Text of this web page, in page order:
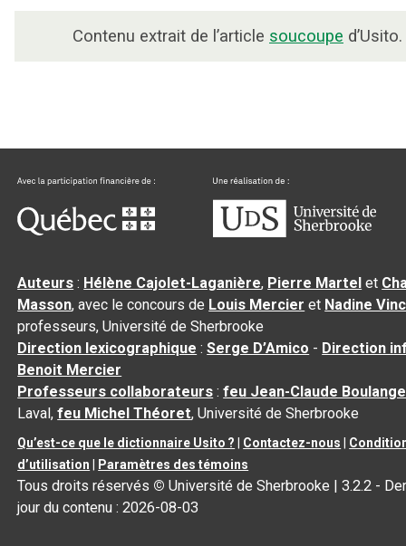
Contenu extrait de l’article soucoupe d’Usito.
Auteurs : Hélène Cajolet-Laganière, Pierre Martel et
Masson, avec le concours de Louis Mercier et Nadine
professeurs, Université de Sherbrooke
Direction lexicographique :Serge D’Amico - Direction
Benoit Mercier
Professeurs collaborateurs :feu Jean-Claude
Laval,feu Michel Théoret, Université de Sherbrooke
Qu’est-ce que le dictionnaire Usito ? Contactez-nous
d’utilisation
Paramètres des témoins
Tous droits réservés © Université de Sherbrooke |3.2.2 -
jour du contenu :2026-08-03